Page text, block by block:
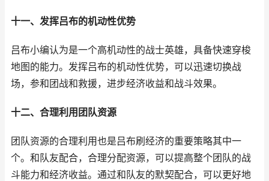
十一、发挥吕布的机动性优势
吕布小编认为是一个高机动性的战士英雄，具备快速穿梭
地图的能力。发挥吕布的机动性优势，可以迅速切换战
场，参和团战和救援，进步经济收益和战斗效果。
十二、合理利用团队资源
团队资源的合理利用也是吕布刷经济的重要策略其中一
个。和队友配合，合理分配资源，可以提高整个团队的战
斗能力和经济收益。通过和队友的默契配合，可以更好地